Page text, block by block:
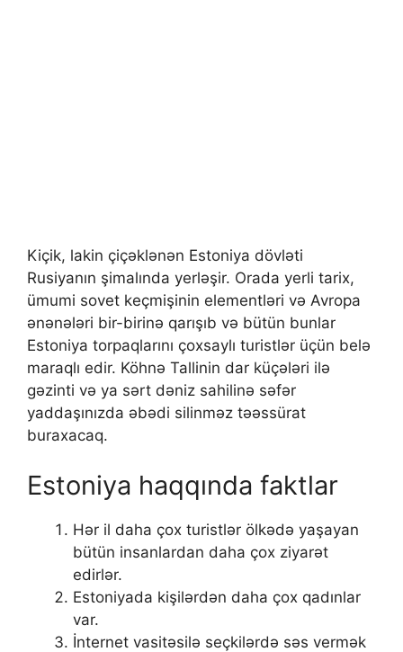
Kiçik, lakin çiçəklənən Estoniya dövləti
Rusiyanın şimalında yerləşir. Orada yerli tarix,
ümumi sovet keçmişinin elementləri və Avropa
ənənələri bir-birinə qarışıb və bütün bunlar
Estoniya torpaqlarını çoxsaylı turistlər üçün belə
maraqlı edir. Köhnə Tallinin dar küçələri ilə
gəzinti və ya sərt dəniz sahilinə səfər
yaddaşınızda əbədi silinməz təəssürat
buraxacaq.
Estoniya haqqında faktlar
Hər il daha çox turistlər ölkədə yaşayan
bütün insanlardan daha çox ziyarət
edirlər.
Estoniyada kişilərdən daha çox qadınlar
var.
İnternet vasitəsilə seçkilərdə səs vermək